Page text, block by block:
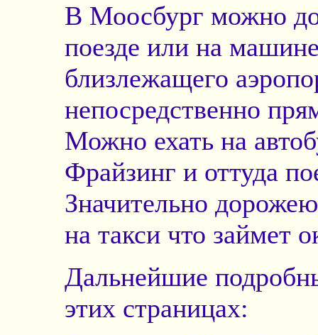
В Моосбург можно
поезде или на
близлежащего
непосредственно
Можно ехать на
Фрайзинг и оттуда
Значительно
на такси что займет
Дальнейшие
этих страницах: